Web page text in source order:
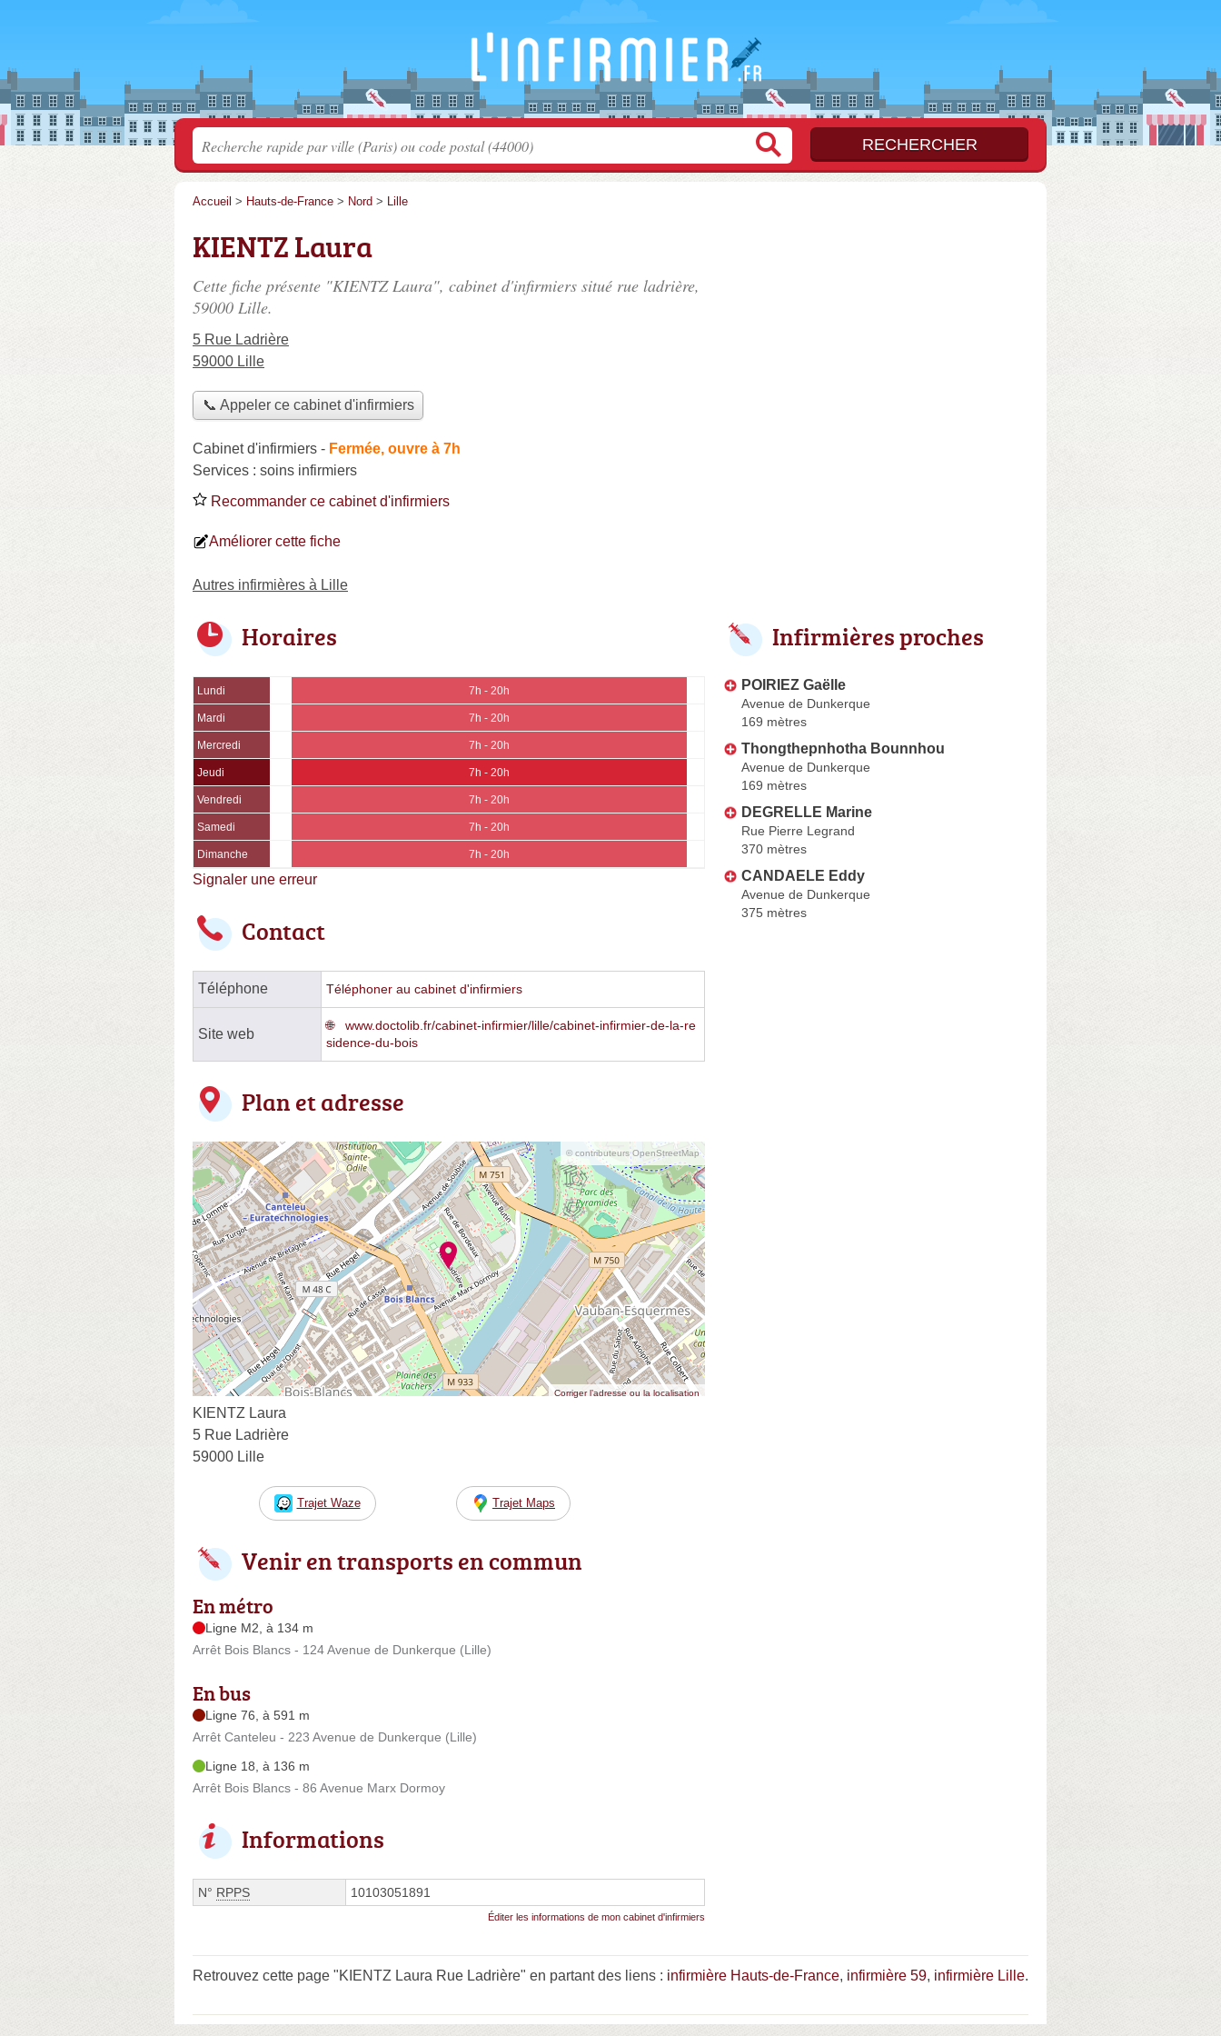
Accueil > Hauts-de-France > Nord > Lille
KIENTZ Laura
Cette fiche présente "KIENTZ Laura", cabinet d'infirmiers situé rue ladrière,
59000 Lille.
5 Rue Ladrière
59000 Lille
📞 Appeler ce cabinet d'infirmiers
Cabinet d'infirmiers - Fermée, ouvre à 7h
Services : soins infirmiers
Recommander ce cabinet d'infirmiers
Améliorer cette fiche
Autres infirmières à Lille
Horaires
Lundi 7h - 20h
Mardi 7h - 20h
Mercredi 7h - 20h
Jeudi 7h - 20h
Vendredi 7h - 20h
Samedi 7h - 20h
Dimanche 7h - 20h
Signaler une erreur
Contact
Téléphone Téléphoner au cabinet d'infirmiers
Site web
www.doctolib.fr/cabinet-infirmier/lille/cabinet-infirmier-de-la-re
sidence-du-bois
Plan et adresse
© contributeurs OpenStreetMap
Corriger l’adresse ou la localisation
KIENTZ Laura
5 Rue Ladrière
59000 Lille
Trajet Waze Trajet Maps
Venir en transports en commun
En métro
Ligne M2, à 134 m
Arrêt Bois Blancs - 124 Avenue de Dunkerque (Lille)
En bus
Ligne 76, à 591 m
Arrêt Canteleu - 223 Avenue de Dunkerque (Lille)
Ligne 18, à 136 m
Arrêt Bois Blancs - 86 Avenue Marx Dormoy
Informations
N° RPPS 10103051891
Éditer les informations de mon cabinet d'infirmiers
Infirmières proches
POIRIEZ Gaëlle
Avenue de Dunkerque
169 mètres
Thongthepnhotha Bounnhou
Avenue de Dunkerque
169 mètres
DEGRELLE Marine
Rue Pierre Legrand
370 mètres
CANDAELE Eddy
Avenue de Dunkerque
375 mètres
Retrouvez cette page "KIENTZ Laura Rue Ladrière" en partant des liens : infirmière Hauts-de-France, infirmière 59, infirmière Lille.